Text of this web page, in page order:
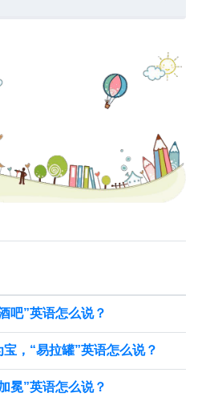
吧”英语怎么说？
，“易拉罐”英语怎么说？
冕”英语怎么说？